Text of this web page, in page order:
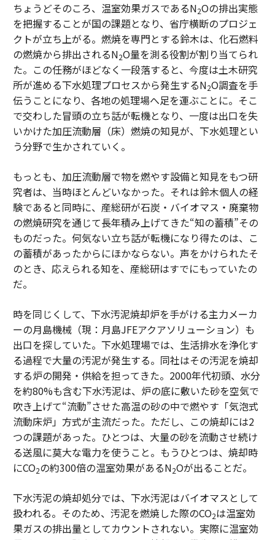
ちょうどそのころ、温室効果ガスであるN2Oの排出実態
を把握することが国の課題となり、省庁横断のプロジェ
クトが立ち上がる。燃焼を専門とする鈴木は、化石燃料
の燃焼から排出されるN2O量を測る役割が割り当てられ
た。この任務がほどなく一段落すると、今度は土木研究
所が進める下水処理プロセスから発生するN2O調査を手
伝うことになり、各地の処理場へ足を運ぶことに。そこ
で交わした冒頭の立ち話が転機となり、一度は出口を失
いかけた加圧流動層（床）燃焼の知見が、下水処理とい
う分野で生かされていく。
もっとも、加圧流動層で物を燃やす設備と知見をもつ研
究者は、当時ほとんどいなかった。それは鈴木個人の経
験であると同時に、産総研が石炭・バイオマス・廃棄物
の燃焼研究を通じて長年積み上げてきた“知の蓄積”その
ものだった。何気ない立ち話が転機になり得たのは、こ
の蓄積があったからにほかならない。声をかけられたそ
のとき、応えられる知を、産総研はすでにもっていたの
だ。
時を同じくして、下水汚泥焼却炉を手がける主力メーカ
ーの月島機械（現：月島JFEアクアソリューション）も
出口を探していた。下水処理場では、生活排水を浄化す
る過程で大量の汚泥が発生する。同社はその汚泥を焼却
する炉の開発・供給を担ってきた。2000年代初頭、水分
を約80%も含む下水汚泥は、炉の底に敷いた砂を空気で
吹き上げて“流動”させた高温の砂の中で燃やす「気泡式
流動床炉」方式が主流だった。ただし、この焼却には2
つの課題があった。ひとつは、大量の砂を流動させ続け
る送風に莫大な電力を使うこと。もうひとつは、焼却時
にCO2の約300倍の温室効果があるN2Oが出ることだ。
下水汚泥の焼却処分では、下水汚泥はバイオマスとして
扱われる。そのため、汚泥を燃焼した際のCO2は温室効
果ガスの排出量としてカウントされない。実際に温室効